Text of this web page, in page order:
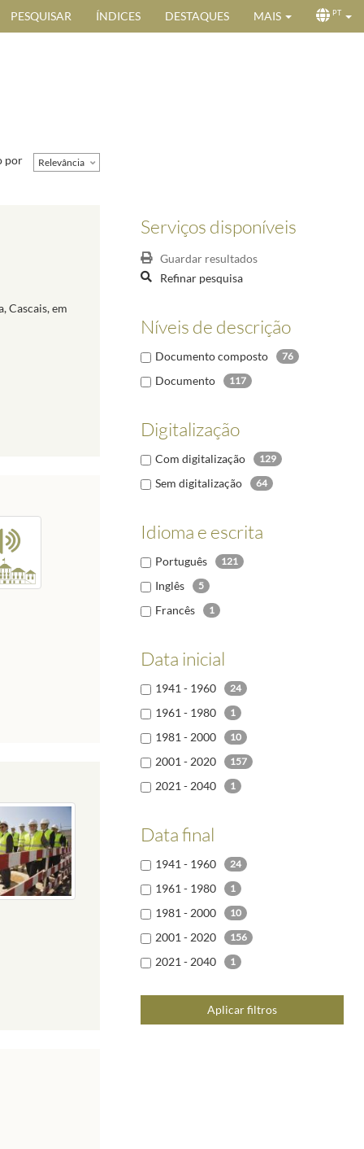
PESQUISAR ÍNDICES DESTAQUES MAIS PT
Serviços disponíveis
Guardar resultados
Refinar pesquisa
Níveis de descrição
Documento composto 76
Documento 117
Digitalização
Com digitalização 129
Sem digitalização 64
Idioma e escrita
Português 121
Inglês 5
Francês 1
Data inicial
1941 - 1960 24
1961 - 1980 1
1981 - 2000 10
2001 - 2020 157
2021 - 2040 1
Data final
1941 - 1960 24
1961 - 1980 1
1981 - 2000 10
2001 - 2020 156
2021 - 2040 1
Aplicar filtros
por Relevância
Cascais, em